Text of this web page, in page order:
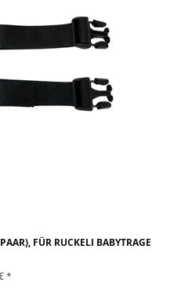
FÜR RUCKELI BABYTRAGE
*